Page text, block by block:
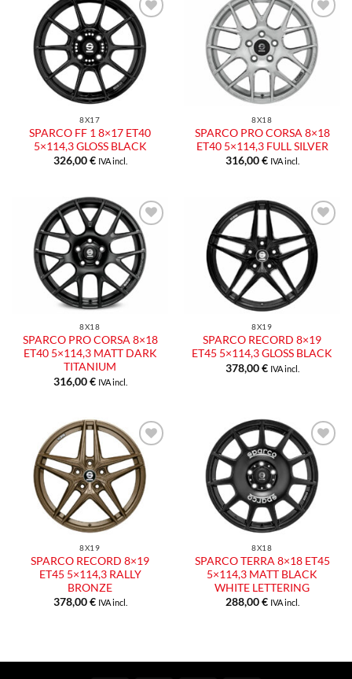
8X17
SPARCO FF 1 8×17 ET40
5×114,3 GLOSS BLACK
326,00€ IVA incl.
8X18
SPARCO PRO CORSA 8×18
ET40 5×114,3 FULL SILVER
316,00€ IVA incl.
8X18
SPARCO PRO CORSA 8×18
ET40 5×114,3 MATT DARK
TITANIUM
316,00€ IVA incl.
8X19
SPARCO RECORD 8×19
ET45 5×114,3 GLOSS BLACK
378,00€ IVA incl.
8X19
SPARCO RECORD 8×19
ET45 5×114,3 RALLY
BRONZE
378,00€ IVA incl.
8X18
SPARCO TERRA 8×18 ET45
5×114,3 MATT BLACK
WHITE LETTERING
288,00€ IVA incl.